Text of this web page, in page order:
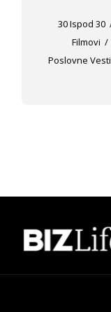
30 Ispod 30
Filmovi
Poslovne Vesti